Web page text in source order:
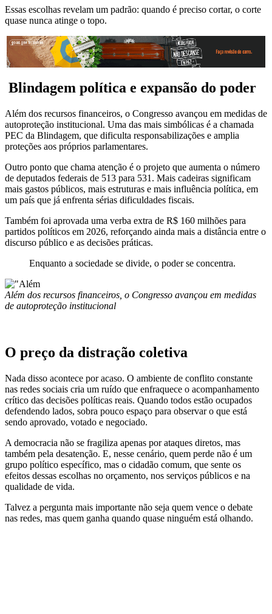
Essas escolhas revelam um padrão: quando é preciso cortar, o corte
quase nunca atinge o topo.
️ Blindagem política e expansão do poder
Além dos recursos financeiros, o Congresso avançou em medidas de
autoproteção institucional. Uma das mais simbólicas é a chamada
PEC da Blindagem, que dificulta responsabilizações e amplia
proteções aos próprios parlamentares.
Outro ponto que chama atenção é o projeto que aumenta o número
de deputados federais de 513 para 531. Mais cadeiras significam
mais gastos públicos, mais estruturas e mais influência política, em
um país que já enfrenta sérias dificuldades fiscais.
Também foi aprovada uma verba extra de R$ 160 milhões para
partidos políticos em 2026, reforçando ainda mais a distância entre o
discurso público e as decisões práticas.
Enquanto a sociedade se divide, o poder se concentra.
Além dos recursos financeiros, o Congresso avançou em medidas
de autoproteção institucional
O preço da distração coletiva
Nada disso acontece por acaso. O ambiente de conflito constante
nas redes sociais cria um ruído que enfraquece o acompanhamento
crítico das decisões políticas reais. Quando todos estão ocupados
defendendo lados, sobra pouco espaço para observar o que está
sendo aprovado, votado e negociado.
A democracia não se fragiliza apenas por ataques diretos, mas
também pela desatenção. E, nesse cenário, quem perde não é um
grupo político específico, mas o cidadão comum, que sente os
efeitos dessas escolhas no orçamento, nos serviços públicos e na
qualidade de vida.
Talvez a pergunta mais importante não seja quem vence o debate
nas redes, mas quem ganha quando quase ninguém está olhando.